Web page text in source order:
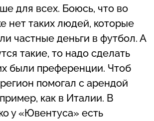
для всех. Боюсь, что во
нет таких людей, которые
частные деньги в футбол. А
такие, то надо сделать
были преференции. Чтоб
помогал с арендой
как в Италии. В
у «Ювентуса» есть